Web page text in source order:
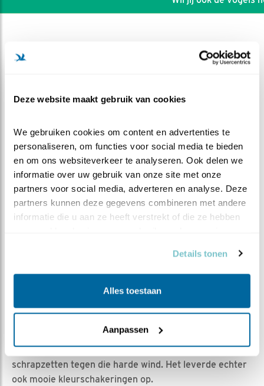
Deze website maakt gebruik van cookies
We gebruiken cookies om content en advertenties te
personaliseren, om functies voor social media te bieden
en om ons websiteverkeer te analyseren. Ook delen we
informatie over uw gebruik van onze site met onze
partners voor social media, adverteren en analyse. Deze
partners kunnen deze gegevens combineren met andere
informatie die u aan ze heeft verstrekt of die ze hebben
Details tonen
Alles toestaan
Aanpassen
DEEL DIT FILMPJE
Vind ik leuk
regenbuien teisterden de Eempolder en de rest van het
In de Eempolder was het echt opboksen en
schrapzetten tegen die harde wind. Het leverde echter
ook mooie kleurschakeringen op.